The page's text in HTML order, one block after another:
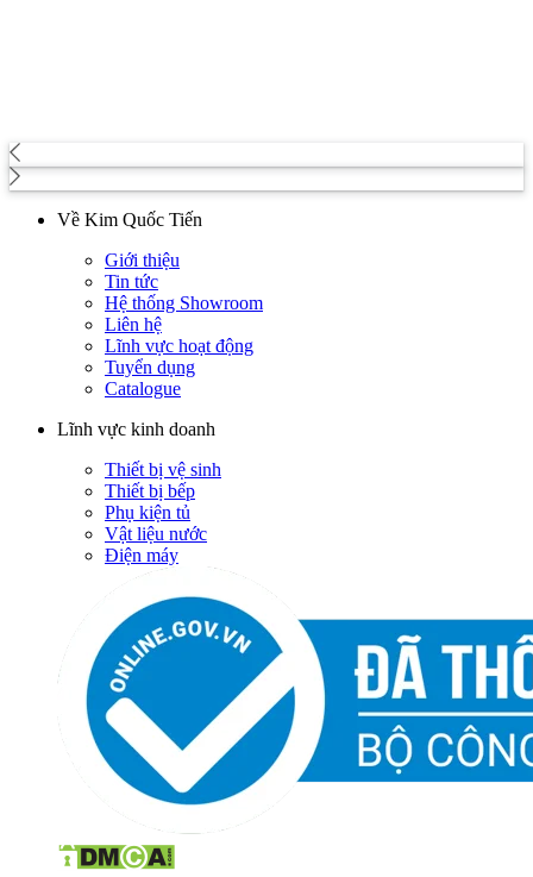
Về Kim Quốc Tiến
Giới thiệu
Tin tức
Hệ thống Showroom
Liên hệ
Lĩnh vực hoạt động
Tuyển dụng
Catalogue
Lĩnh vực kinh doanh
Thiết bị vệ sinh
Thiết bị bếp
Phụ kiện tủ
Vật liệu nước
Điện máy